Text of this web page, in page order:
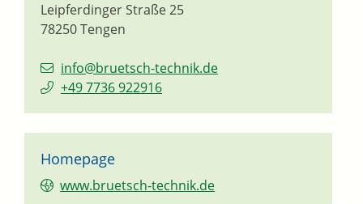
Leipferdinger Straße 25
78250Tengen
info@bruetsch-technik.de
+49 7736 922916
Homepage
www.bruetsch-technik.de